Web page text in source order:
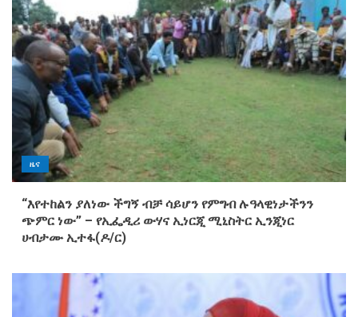
ዜና
“እየተከልን ያለነው ችግኝ ብቻ ሳይሆን የምግብ ሉዓላዊነታችንን
ጭምር ነው” – የኢፌዲሪ ውሃና ኢነርጂ ሚኒስትር ኢንጂነር
ሀብታሙ ኢተፋ(ዶ/ር)